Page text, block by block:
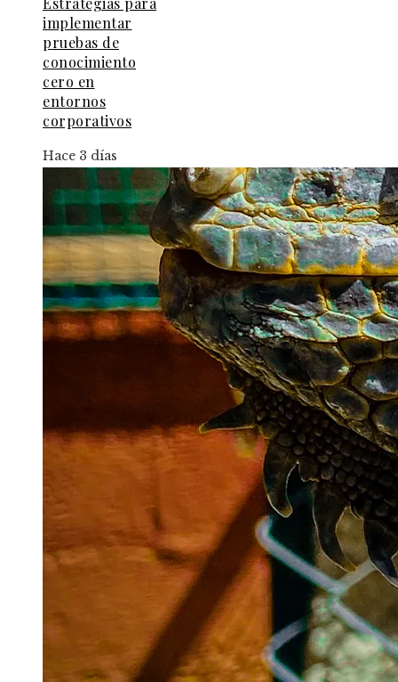
implementar
pruebas de
conocimiento
cero en
entornos
corporativos
Hace 3 días